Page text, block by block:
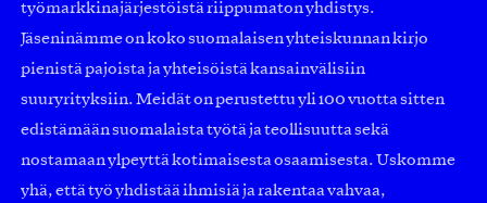
työmarkkinajärjestöistä riippumaton yhdistys.
Jäseninämme on koko suomalaisen yhteiskunnan kirjo
pienistä pajoista ja yhteisöistä kansainvälisiin
suuryrityksiin. Meidät on perustettu yli 100 vuotta sitten
edistämään suomalaista työtä ja teollisuutta sekä
nostamaan ylpeyttä kotimaisesta osaamisesta. Uskomme
yhä, että työ yhdistää ihmisiä ja rakentaa vahvaa,